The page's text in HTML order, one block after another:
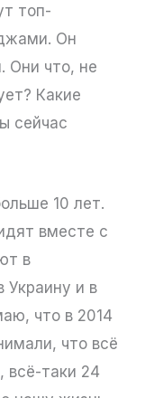
топ-
Он
Они что, не
Какие
сейчас
10 лет.
вместе с
в
и в
что в 2014
что всё
всё-таки 24